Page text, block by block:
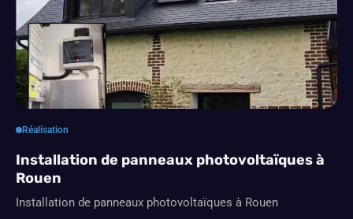
Réalisation
Installation de panneaux photovoltaïques à
Rouen
Installation de panneaux photovoltaïques à Rouen